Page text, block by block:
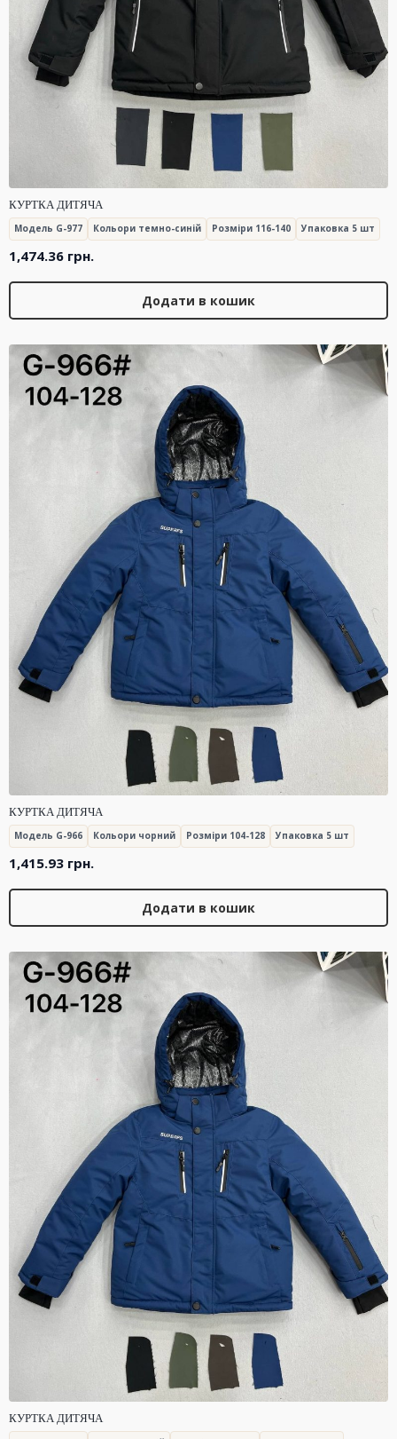
КУРТКА ДИТЯЧА
Модель G-977 Кольори темно-синій Розміри 116-140 Упаковка 5 шт
1,474.36 грн.
Додати в кошик
КУРТКА ДИТЯЧА
Модель G-966 Кольори чорний Розміри 104-128 Упаковка 5 шт
1,415.93 грн.
Додати в кошик
КУРТКА ДИТЯЧА